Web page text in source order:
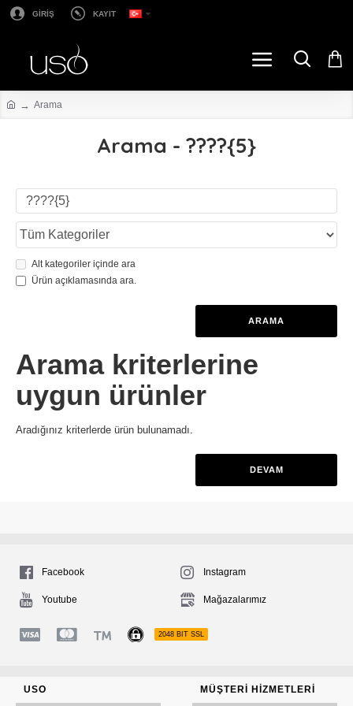
GİRİŞ KAYIT
Arama
Arama - ????{5}
Alt kategoriler içinde ara
Ürün açıklamasında ara.
ARAMA
Arama kriterlerine
uygun ürünler
Aradığınız kriterlerde ürün bulunamadı.
DEVAM
Facebook Instagram
Youtube Mağazalarımız
2048 BIT SSL
USO MÜŞTERI HIZMETLERI